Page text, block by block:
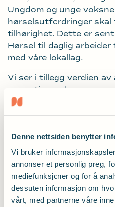
Denne nettsiden benytter
Vi bruker
annonser et personlig preg,
mediefunksjoner og for å
dessuten informasjon om
vårt, med partnerne våre
Ungdom og unge voksne
hørselsutfordringer skal
tilhørighet. Dette er
Hørsel til daglig
med våre lokallag.
Vi ser i tillegg verdien
og motivere denne
organisasjonslivet og
Dette styrker både det
individet.
Ung Hørsels